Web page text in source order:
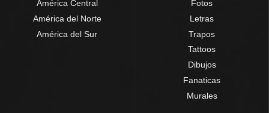
América Central
América del Norte
América del Sur
Fotos
Letras
Trapos
Tattoos
Dibujos
Fanaticas
Murales